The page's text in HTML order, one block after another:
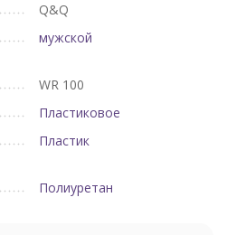
Q&Q
мужской
WR 100
Пластиковое
Пластик
Полиуретан